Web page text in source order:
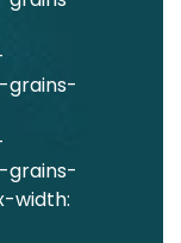
grains-
grains-
width: